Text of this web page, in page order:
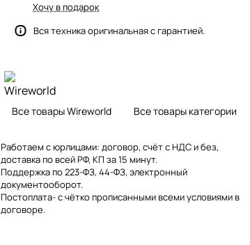
Хочу в подарок
Вся техника оригинальная с гарантией.
Все товары Wireworld Все товары категории
Работаем с юрлицами: договор, счёт с НДС и без,
доставка по всей РФ, КП за 15 минут.
Поддержка по 223-ФЗ, 44-ФЗ, электронный
документооборот.
Постоплата- с чётко прописанными всеми условиями в
договоре.